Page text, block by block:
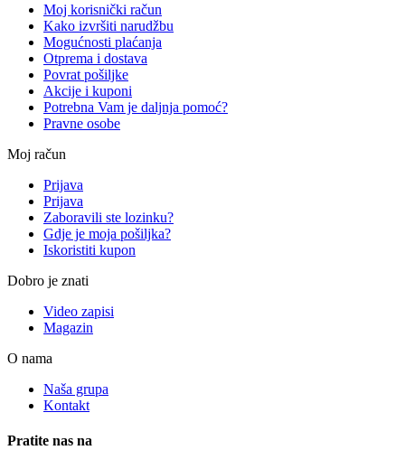
Moj korisnički račun
Kako izvršiti narudžbu
Mogućnosti plaćanja
Otprema i dostava
Povrat pošiljke
Akcije i kuponi
Potrebna Vam je daljnja pomoć?
Pravne osobe
Moj račun
Prijava
Prijava
Zaboravili ste lozinku?
Gdje je moja pošiljka?
Iskoristiti kupon
Dobro je znati
Video zapisi
Magazin
O nama
Naša grupa
Kontakt
Pratite nas na